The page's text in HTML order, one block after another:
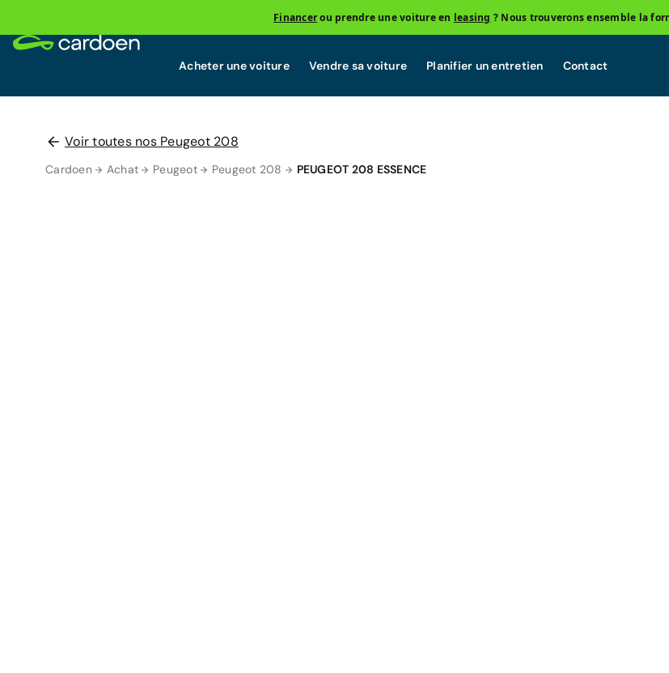
Financerou prendre une voiture en leasing ? Nous trouverons ensemble la
Acheter une voiture Vendre sa voiture Planifier un entretien Contact
Voir toutes nos Peugeot 208
Cardoen Achat Peugeot Peugeot 208 PEUGEOT 208 ESSENCE